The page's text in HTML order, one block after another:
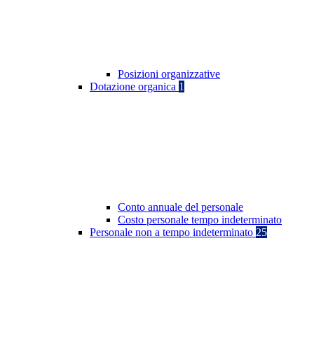
Posizioni organizzative
Dotazione organica 1
Conto annuale del personale
Costo personale tempo indeterminato
Personale non a tempo indeterminato 25